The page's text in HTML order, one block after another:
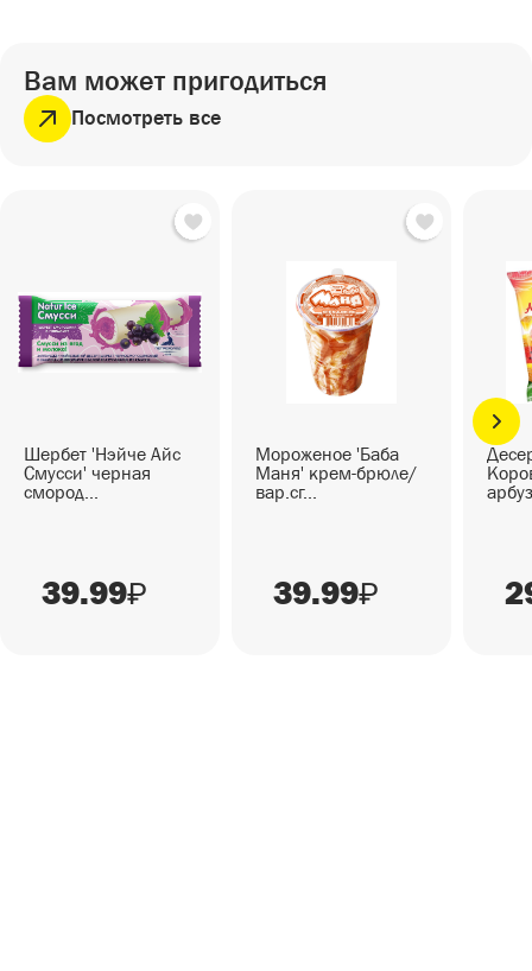
САД И ОГОРОД
ГОТОВЫЕ БЛЮДА
Готовые блюда
Вам может пригодиться
Посмотреть все
Шербет 'Нэйче Айс
Смусси' черная
смород...
39.99₽
Мороженое 'Баба
Маня' крем-брюле/
вар.сг...
39.99₽